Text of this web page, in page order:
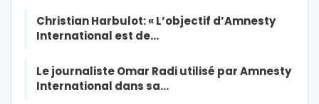
Christian Harbulot: « L’objectif d’Amnesty
International est de…
Le journaliste Omar Radi utilisé par Amnesty
International dans sa…